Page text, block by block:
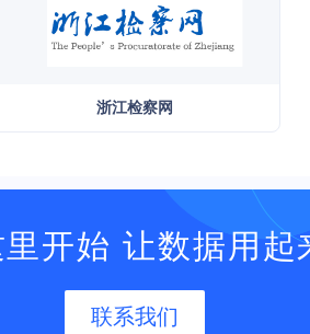
浙江检察网
里开始 让数据用起
联系我们